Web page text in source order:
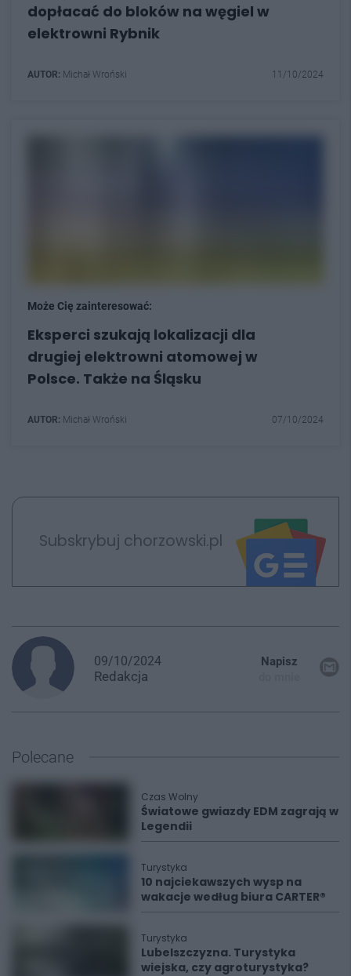
dopłacać do bloków na węgiel w
elektrowni Rybnik
AUTOR: Michał Wroński 11/10/2024
Może Cię zainteresować:
Eksperci szukają lokalizacji dla
drugiej elektrowni atomowej w
Polsce. Także na Śląsku
AUTOR: Michał Wroński 07/10/2024
Subskrybuj chorzowski.pl
09/10/2024
Redakcja
Napisz
Polecane
Czas Wolny
Światowe gwiazdy EDM zagrają w
Legendii
Turystyka
10 najciekawszych wysp na
wakacje według biura CARTER®
Turystyka
Lubelszczyzna. Turystyka
wiejska, czy agroturystyka?